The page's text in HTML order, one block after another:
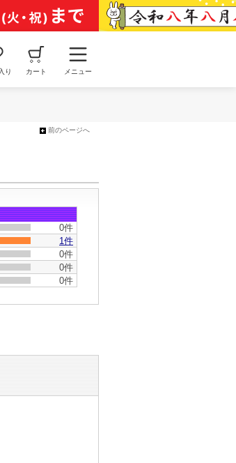
り カート メニュー
前のページへ
0件
1件
0件
0件
0件